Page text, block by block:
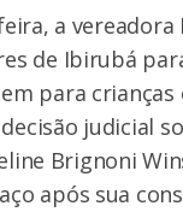
a
de Ibirubá
para
judicial
Brignoni
após sua